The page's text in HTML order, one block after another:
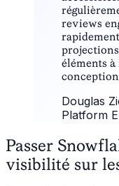
reviews
éléments
Douglas
Platform
Passer
visibilité sur